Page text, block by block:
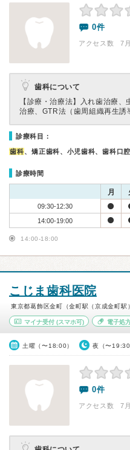
0件
アクセス数 7
歯科について
【診療・治療法】
入れ歯治療、
治療、GTR法（歯周組織再生誘
診療科目：
歯科、矯正歯科、小児歯科、歯科口
診療時間
月
09:30-12:30
14:00-19:00
14:00-18:00
こじま歯科医院
東京都葛飾区金町（金町駅（京成金町駅
マイナ受付 (スマホ可) 電子処
土曜（〜18:00） 夜（〜19:30
0件
アクセス数 7